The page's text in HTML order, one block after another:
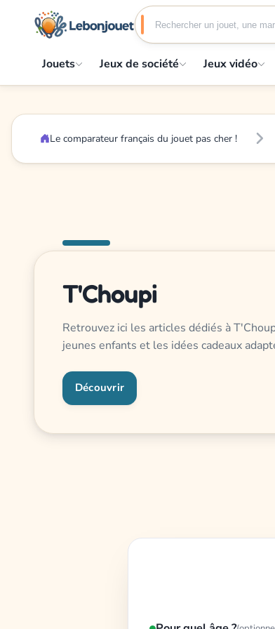
Jouets Jeux de société Jeux vidéo
Le comparateur français du jouet pas cher !
T'Choupi
Retrouvez ici les articles dédiés à
jeunes enfants et les idées cadeaux
Découvrir